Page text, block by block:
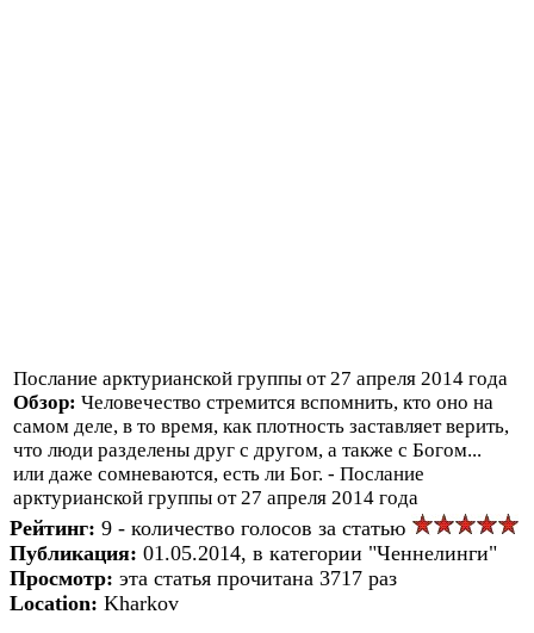
Послание арктурианской группы от 27 апреля 2014 года
Обзор: Человечество стремится вспомнить, кто оно на
самом деле, в то время, как плотность заставляет верить,
что люди разделены друг с другом, а также с Богом...
или даже сомневаются, есть ли Бог. - Послание
арктурианской группы от 27 апреля 2014 года
Рейтинг: 9 - количество голосов за статью
Публикация: 01.05.2014, в категории "Ченнелинги"
Просмотр: эта статья прочитана 3717 раз
Location: Kharkov